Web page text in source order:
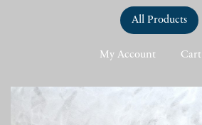
All Products
My Account Cart